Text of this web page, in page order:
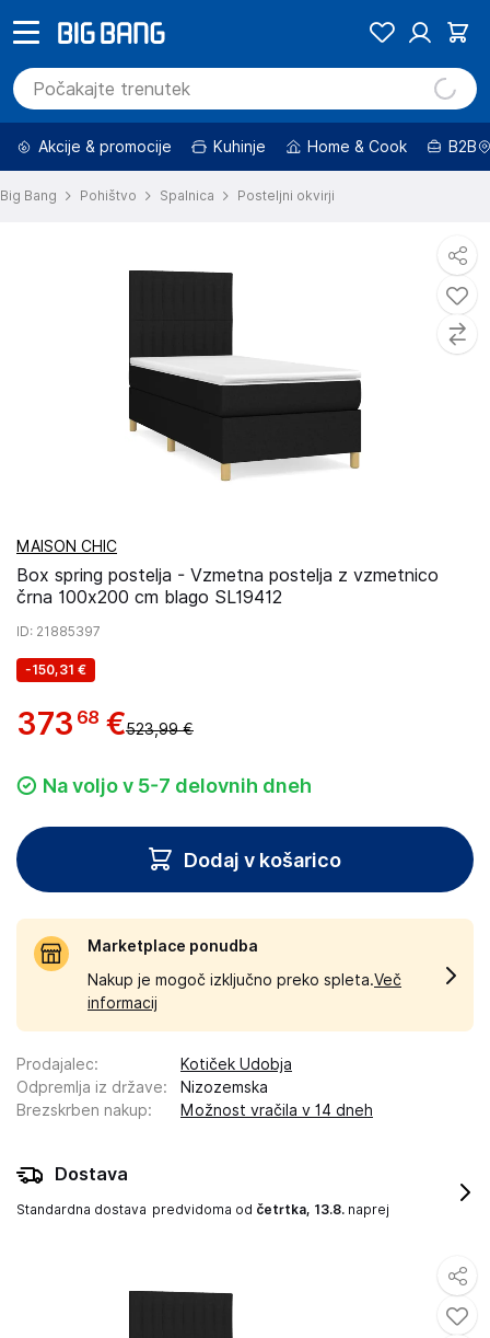
Akcije & promocije Kuhinje Home & Cook B2B
Big Bang Pohištvo Spalnica Posteljni okvirji
MAISON CHIC
Box spring postelja - Vzmetna postelja z vzmetnico
črna 100x200 cm blago SL19412
ID: 21885397
-150,31 €
373 68 €523,99 €
Na voljo v 5-7 delovnih dneh
Dodaj v košarico
Marketplace ponudba
Nakup je mogoč izključno preko spleta.Več
informacij
Prodajalec:
Kotiček Udobja
Odpremlja iz države:
Nizozemska
Brezskrben nakup: Možnost vračila v 14 dneh
Dostava
Standardna dostava predvidoma od četrtka, 13.8. naprej